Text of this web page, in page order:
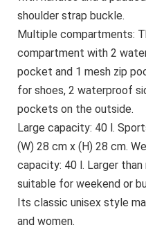
shoulder strap buckle.
Multiple compartments:
compartment with 2
pocket and 1 mesh zip
for shoes, 2 waterproof
pockets on the outside.
Large capacity: 40 l.
(W) 28 cm x (H) 28 cm.
capacity: 40 l. Larger
suitable for weekend or
Its classic unisex style
and women.